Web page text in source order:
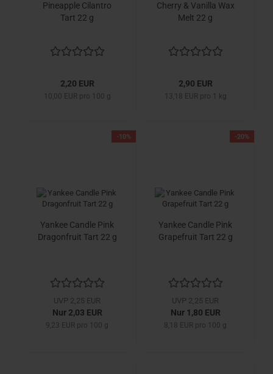
Pineapple Cilantro
Tart 22 g
2,20 EUR
10,00 EUR pro 100 g
Cherry & Vanilla Wax
Melt 22 g
2,90 EUR
13,18 EUR pro 1 kg
-10%
Yankee Candle Pink
Dragonfruit Tart 22 g
UVP 2,25 EUR
Nur 2,03 EUR
9,23 EUR pro 100 g
-20%
Yankee Candle Pink
Grapefruit Tart 22 g
UVP 2,25 EUR
Nur 1,80 EUR
8,18 EUR pro 100 g